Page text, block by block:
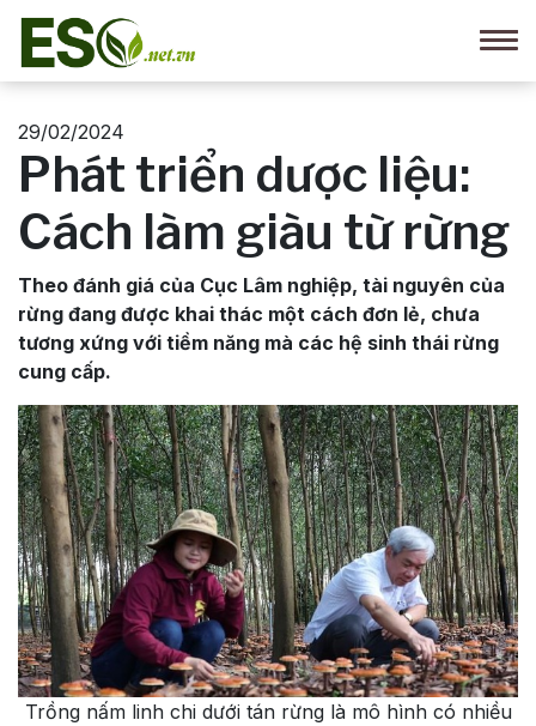
29/02/2024
Phát triển dược liệu:
Cách làm giàu từ rừng
Theo đánh giá của Cục Lâm nghiệp, tài nguyên của
rừng đang được khai thác một cách đơn lẻ, chưa
tương xứng với tiềm năng mà các hệ sinh thái rừng
cung cấp.
Trồng nấm linh chi dưới tán rừng là mô hình có nhiều